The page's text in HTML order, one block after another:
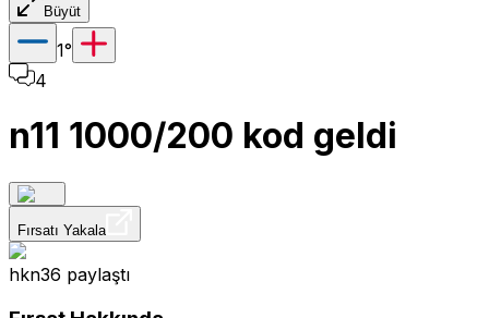
Büyüt
1°
4
n11 1000/200 kod geldi
Fırsatı Yakala
hkn36 paylaştı